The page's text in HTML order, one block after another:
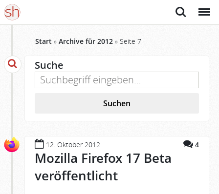
Suche Menü
Start » Archive für 2012 » Seite 7
Suche
Suchen
12. Oktober 2012 4
Mozilla Firefox 17 Beta
veröffentlicht